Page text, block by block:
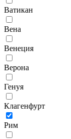
Ватикан
Вена
Венеция
Верона
Генуя
Клагенфурт
Рим